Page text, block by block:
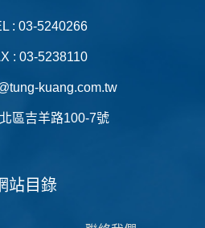
: 03-5240266
: 03-5238110
kuang.com.tw
區吉羊路100-7號
站目錄